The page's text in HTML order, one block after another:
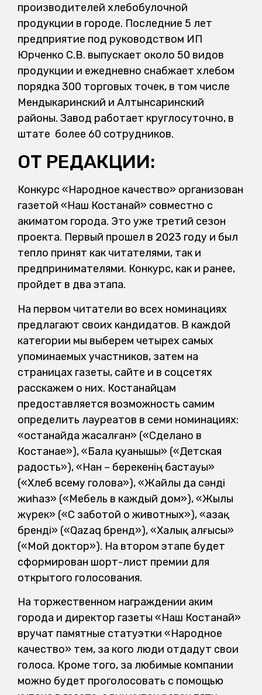
производителей хлебобулочной
продукции в городе. Последние 5 лет
предприятие под руководством ИП
Юрченко С.В. выпускает около 50 видов
продукции и ежедневно снабжает хлебом
порядка 300 торговых точек, в том числе
Мендыкаринский и Алтынсаринский
районы. Завод работает круглосуточно, в
штате более 60 сотрудников.
ОТ РЕДАКЦИИ:
Конкурс «Народное качество» организован
газетой «Наш Костанай» совместно с
акиматом города. Это уже третий сезон
проекта. Первый прошел в 2023 году и был
тепло принят как читателями, так и
предпринимателями. Конкурс, как и ранее,
пройдет в два этапа.
На первом читатели во всех номинациях
предлагают своих кандидатов. В каждой
категории мы выберем четырех самых
упоминаемых участников, затем на
страницах газеты, сайте и в соцсетях
расскажем о них. Костанайцам
предоставляется возможность самим
определить лауреатов в семи номинациях:
«Қостанайда жасалған» («Сделано в
Костанае»), «Бала қуанышы» («Детская
радость»), «Нан – берекенің бастауы»
(«Хлеб всему голова»), «Жайлы да сәнді
жиһаз» («Мебель в каждый дом»), «Жылы
жүрек» («С заботой о животных»), «Қазақ
бренді» («Qazaq бренд»), «Халық алғысы»
(«Мой доктор»). На втором этапе будет
сформирован шорт-лист премии для
открытого голосования.
На торжественном награждении аким
города и директор газеты «Наш Костанай»
вручат памятные статуэтки «Народное
качество» тем, за кого люди отдадут свои
голоса. Кроме того, за любимые компании
можно будет проголосовать с помощью